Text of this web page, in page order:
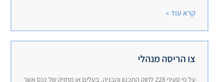
קרא עוד »
צו הריסה מנהלי
על פי סעיף 228 לחוק התכנון והבניה, בעלים או מחזיק של נכס אשר